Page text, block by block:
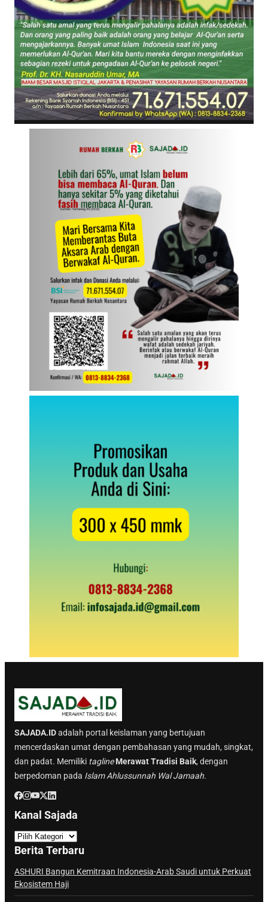
SAJADA.IDadalah portal keislaman yang bertujuan
mencerdaskan umat dengan pembahasan yang mudah, singkat,
dan padat. Memiliki tagline Merawat Tradisi Baik, dengan
berpedoman pada Islam Ahlussunnah Wal Jamaah.
Kanal Sajada
a
n
a
l
Berita Terbaru
ASHURI Bangun Kemitraan Indonesia-Arab Saudi untuk Perkuat
Ekosistem Haji